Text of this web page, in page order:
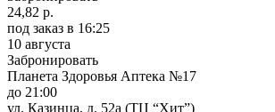
24,82 р.
под заказ в 16:25
10 августа
Забронировать
Планета Здоровья Аптека №17
до 21:00
ул. Казинца, д. 52а (ТЦ “Хит”)